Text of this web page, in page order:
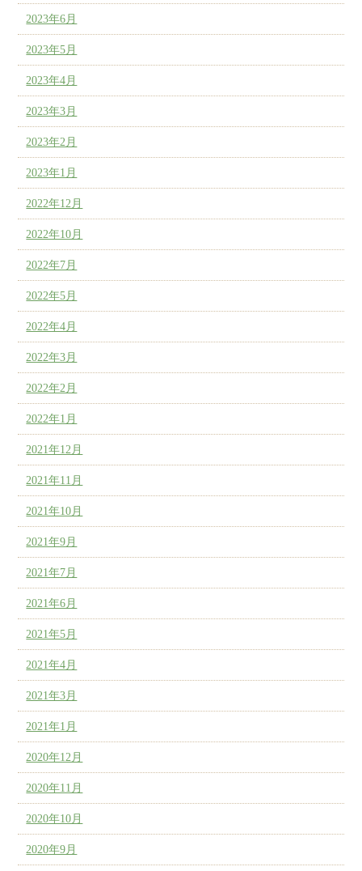
2023年6月
2023年5月
2023年4月
2023年3月
2023年2月
2023年1月
2022年12月
2022年10月
2022年7月
2022年5月
2022年4月
2022年3月
2022年2月
2022年1月
2021年12月
2021年11月
2021年10月
2021年9月
2021年7月
2021年6月
2021年5月
2021年4月
2021年3月
2021年1月
2020年12月
2020年11月
2020年10月
2020年9月